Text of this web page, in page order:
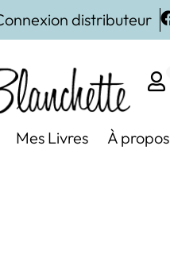
distributeur
Mes Livres À propos